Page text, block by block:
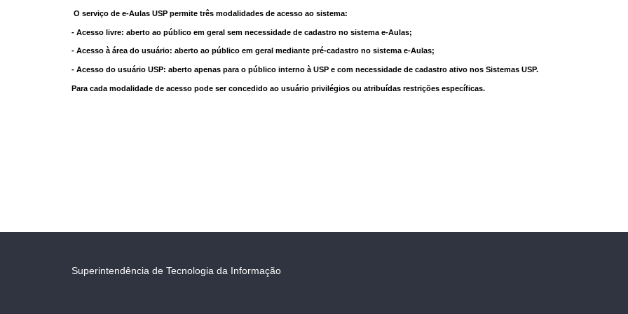
O serviço de e-Aulas USP permite três modalidades de acesso ao sistema:
- Acesso livre: aberto ao público em geral sem necessidade de cadastro no sistema e-Aulas;
- Acesso à área do usuário: aberto ao público em geral mediante pré-cadastro no sistema e-Aulas;
- Acesso do usuário USP: aberto apenas para o público interno à USP e com necessidade de cadastro ativo nos Sistemas USP.
Para cada modalidade de acesso pode ser concedido ao usuário privilégios ou atribuídas restrições específicas.
Superintendência de Tecnologia da Informação